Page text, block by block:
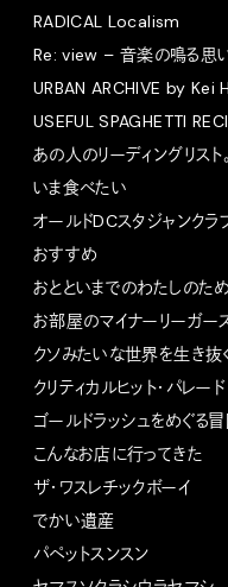
RADICAL Localism
Re: view – 音楽の鳴る思
URBAN ARCHIVE by Kei
USEFUL SPAGHETTI
あの人のリーディングリスト。
いま食べたい
オールドDCスタジャンクラ
おすすめ
おとといまでのわたしのた
お部屋のマイナーリーガー
クソみたいな世界を生き抜
クリティカルヒット・パレード
ゴールドラッシュをめぐる
こんなお店に行ってきた
ザ・ワスレチックボーイ
でかい遺産
パペットスンスン